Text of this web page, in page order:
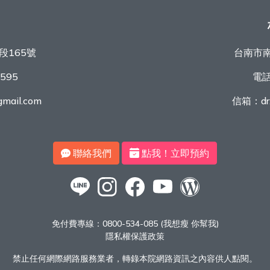
165號
台南市
電
信箱：
聯絡我們 點我！立即預約
免付費專線： 0800-534-085 (我想瘦 你幫我)
隱私權保護政策
禁止任何網際網路服務業者，轉錄本院網路資訊之內容供人點閱。